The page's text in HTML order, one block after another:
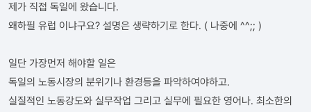
제가 직접 독일에 왔습니다.
왜하필 유럽 이냐구요? 설명은 생략하기로 한다. ( 나중에 ^^;; )
일단 가장먼저 해야할 일은
독일의 노동시장의 분위기나 환경등을 파악하여야하고.
실질적인 노동강도와 실무작업 그리고 실무에 필요한 영어나. 최소한의